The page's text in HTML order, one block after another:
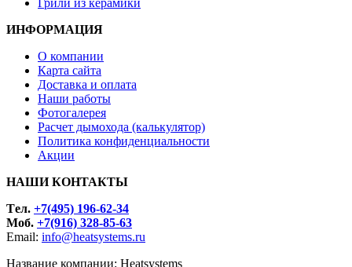
ИНФОРМАЦИЯ
О компании
Карта сайта
Доставка и оплата
Наши работы
Фотогалерея
Расчет дымохода (калькулятор)
Политика конфиденциальности
Акции
НАШИ КОНТАКТЫ
Tел. +7(495) 196-62-34
Моб. +7(916) 328-85-63
Email: info@heatsystems.ru
Название компании: Heatsystems